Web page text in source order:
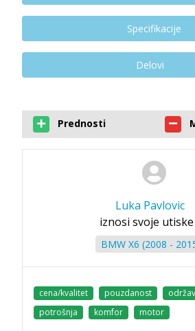
Specifikacije
Delovi
Prednosti
Luka Pavlovic
iznosi svoje
BMW X6 (2008 -
cena/kvalitet pouzdanost
potrošnja
komfor motor